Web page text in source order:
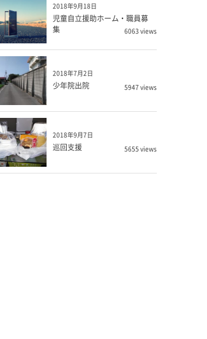
2018年9月18日
児童自立援助ホーム・職員募
集
6063 views
2018年7月2日
少年院出院 5947 views
2018年9月7日
巡回支援 5655 views